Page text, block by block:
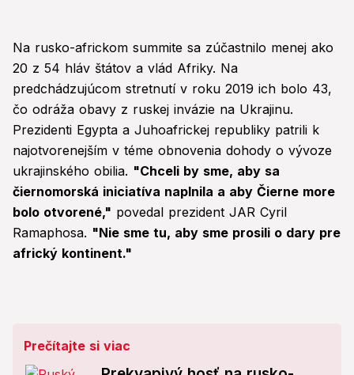
Na rusko-africkom summite sa zúčastnilo menej ako
20 z 54 hláv štátov a vlád Afriky. Na
predchádzujúcom stretnutí v roku 2019 ich bolo 43,
čo odráža obavy z ruskej invázie na Ukrajinu.
Prezidenti Egypta a Juhoafrickej republiky patrili k
najotvorenejším v téme obnovenia dohody o vývoze
ukrajinského obilia. "Chceli by sme, aby sa
čiernomorská iniciatíva naplnila a aby Čierne more
bolo otvorené," povedal prezident JAR Cyril
Ramaphosa. "Nie sme tu, aby sme prosili o dary pre
africký kontinent."
Prečítajte si viac